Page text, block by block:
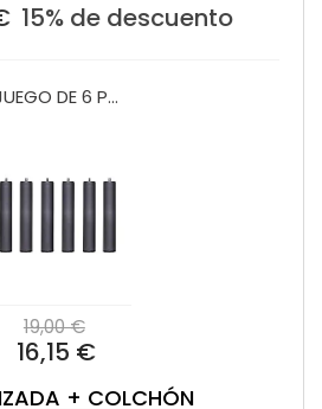
15% de descuento
JUEGO DE 6 PATAS CILINDRICAS SOMIER O BASE
19,00 €
16,15 €
+ COLCHÓN